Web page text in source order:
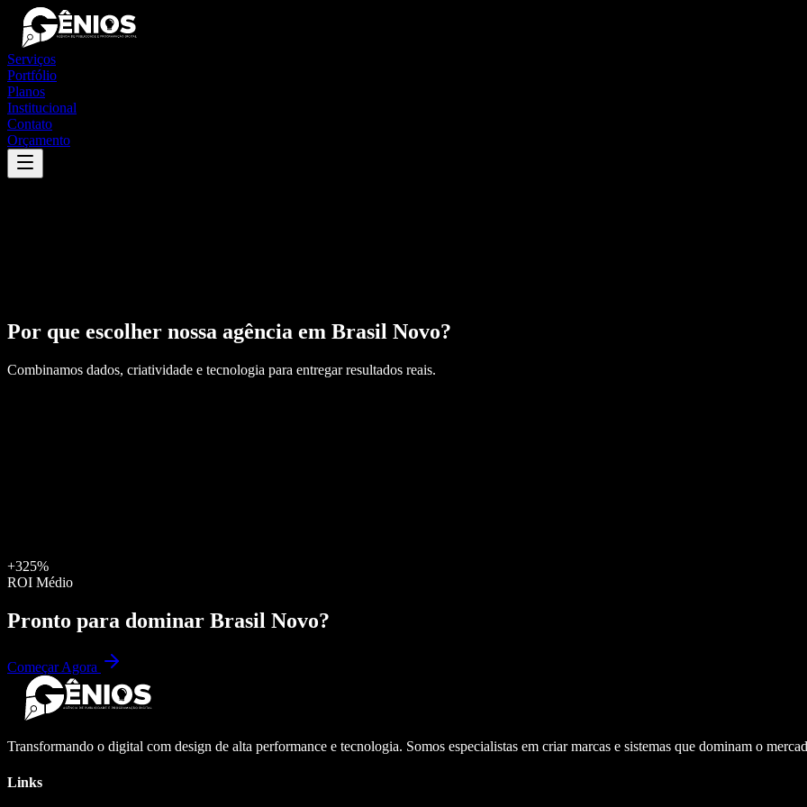
Serviços
Portfólio
Planos
Institucional
Contato
Orçamento
Por que escolher nossa agência em Brasil Novo?
Combinamos dados, criatividade e tecnologia para entregar resultados reais.
+325%
ROI Médio
Pronto para dominar Brasil Novo?
Começar Agora
Transformando o digital com design de alta performance e tecnologia. Somos especialistas em criar marcas e sistemas que dominam o
Links